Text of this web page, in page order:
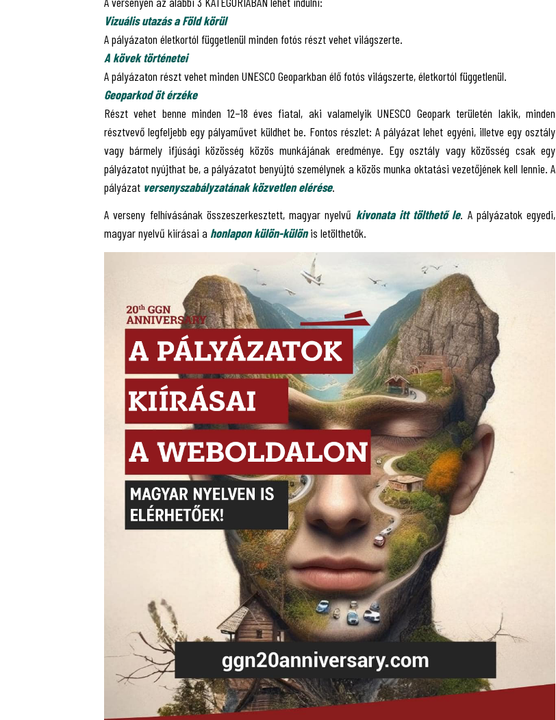
Vizuális utazás a Föld körül
A pályázaton életkortól függetlenül minden fotós részt vehet világszerte.
A kövek történetei
A pályázaton részt vehet minden UNESCO Geoparkban élő fotós világszerte, életkortól függetlenül.
Geoparkod öt érzéke
Részt vehet benne minden 12–18 éves fiatal, aki valamelyik UNESCO Geopark területén lakik, minden
résztvevő legfeljebb egy pályaművet küldhet be. Fontos részlet: A pályázat lehet egyéni, illetve egy osztály
vagy bármely ifjúsági közösség közös munkájának eredménye. Egy osztály vagy közösség csak egy
pályázatot nyújthat be, a pályázatot benyújtó személynek a közös munka oktatási vezetőjének kell lennie. A
pályázat versenyszabályzatának közvetlen elérése.
A verseny felhívásának összeszerkesztett, magyar nyelvű kivonata itt tölthető le. A pályázatok egyedi,
magyar nyelvű kiírásai a honlapon külön-különis letölthetők.